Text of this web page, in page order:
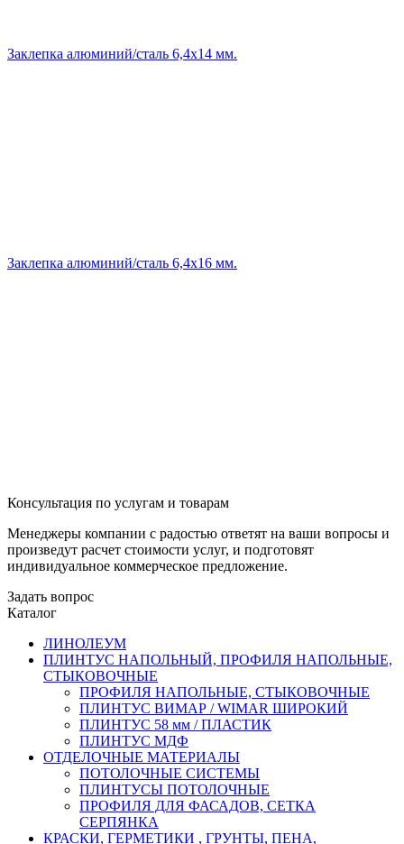
Заклепка алюминий/сталь 6,4х14 мм.
Заклепка алюминий/сталь 6,4х16 мм.
Консультация по услугам и товарам
Менеджеры компании с радостью ответят на ваши вопросы и
произведут расчет стоимости услуг, и подготовят
индивидуальное коммерческое предложение.
Задать вопрос
Каталог
ЛИНОЛЕУМ
ПЛИНТУС НАПОЛЬНЫЙ, ПРОФИЛЯ НАПОЛЬНЫЕ,
СТЫКОВОЧНЫЕ
ПРОФИЛЯ НАПОЛЬНЫЕ, СТЫКОВОЧНЫЕ
ПЛИНТУС ВИМАР / WIMAR ШИРОКИЙ
ПЛИНТУС 58 мм / ПЛАСТИК
ПЛИНТУС МДФ
ОТДЕЛОЧНЫЕ МАТЕРИАЛЫ
ПОТОЛОЧНЫЕ СИСТЕМЫ
ПЛИНТУСЫ ПОТОЛОЧНЫЕ
ПРОФИЛЯ ДЛЯ ФАСАДОВ, СЕТКА
СЕРПЯНКА
КРАСКИ, ГЕРМЕТИКИ , ГРУНТЫ, ПЕНА,